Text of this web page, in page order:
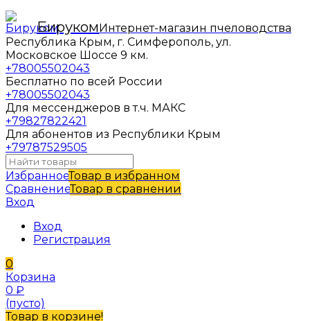
БирукомИнтернет-магазин пчеловодства
Республика Крым, г. Симферополь, ул.
Московское Шоссе 9 км.
+78005502043
Бесплатно по всей России
+78005502043
Для мессенджеров в т.ч. МАКС
+79827822421
Для абонентов из Республики Крым
+79787529505
ИзбранноеТовар в избранном
СравнениеТовар в сравнении
Вход
Вход
Регистрация
0
Корзина
0 ₽
(пусто)
Товар в корзине!